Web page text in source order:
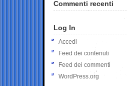
Commenti recenti
Log In
Accedi
Feed dei contenuti
Feed dei commenti
WordPress.org